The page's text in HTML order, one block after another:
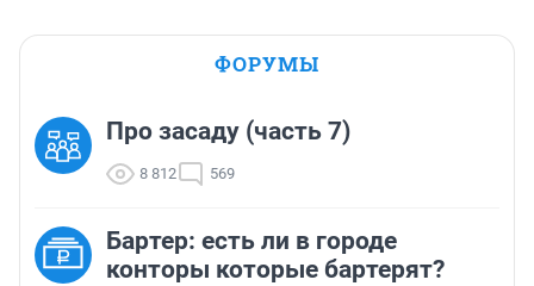
ФОРУМЫ
Про засаду (часть 7)
8 812 569
Бартер: есть ли в городе
конторы которые бартерят?